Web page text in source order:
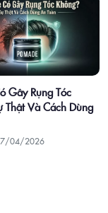
Gây Rụng Tóc
Thật Và Cách Dùng
04/2026